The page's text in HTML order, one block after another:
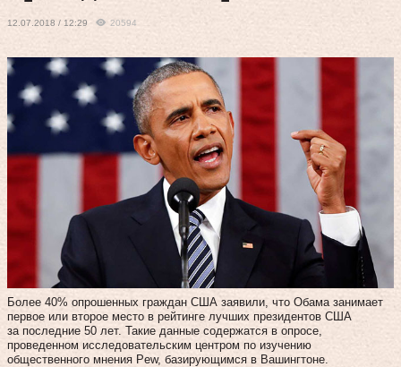
12.07.2018 / 12:29 20594
Более 40% опрошенных граждан США заявили, что Обама занимает
первое или второе место в рейтинге лучших президентов США
за последние 50 лет. Такие данные содержатся в опросе,
проведенном исследовательским центром по изучению
общественного мнения Pew, базирующимся в Вашингтоне.